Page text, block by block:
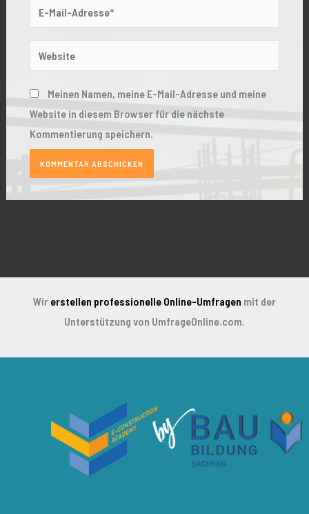
Mail-
Meinen Namen, meine E-Mail-Adresse und meine
Website in diesem Browser für die nächste
Kommentierung speichern.
Wir erstellen professionelle Online-Umfragen mit der
Unterstützung von UmfrageOnline.com.